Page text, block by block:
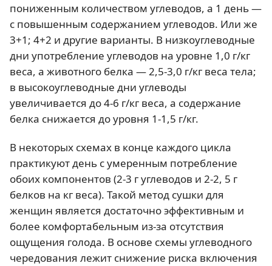
пониженным количеством углеводов, а 1 день —
с повышенным содержанием углеводов. Или же
3+1; 4+2 и другие варианты. В низкоуглеводные
дни употребление углеводов на уровне 1,0 г/кг
веса, а животного белка — 2,5-3,0 г/кг веса тела;
в высокоуглеводные дни углеводы
увеличивается до 4-6 г/кг веса, а содержание
белка снижается до уровня 1-1,5 г/кг.
В некоторых схемах в конце каждого цикла
практикуют день с умеренным потребление
обоих компонентов (2-3 г углеводов и 2-2, 5 г
белков на кг веса). Такой метод сушки для
женщин является достаточно эффективным и
более комфортабельным из-за отсутствия
ощущения голода. В основе схемы углеводного
чередования лежит снижение риска включения